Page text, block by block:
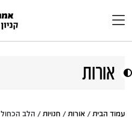
אורות
עמוד הבית / אורות / חנויות / הלב הכחול